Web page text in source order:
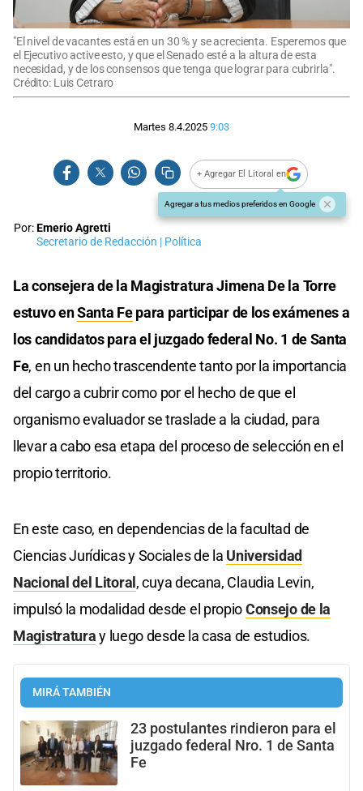
"El nivel de vacantes está en un 30 % y se acrecienta. Esperemos que
el Ejecutivo active esto, y que el Senado esté a la altura de esta
necesidad, y de los consensos que tenga que lograr para cubrirla".
Crédito: Luis Cetraro
Martes 8.4.2025 9:03
+ Agregar El Litoral en
Agregar a tus medios preferidos en Google
Por:Emerio Agretti
Secretario de Redacción | Política
La consejera de la Magistratura Jimena De la Torre
estuvo enSanta Fepara participar de los exámenes a
los candidatos para el juzgado federal No. 1 de Santa
Fe, en un hecho trascendente tanto por la importancia
del cargo a cubrir como por el hecho de que el
organismo evaluador se traslade a la ciudad, para
llevar a cabo esa etapa del proceso de selección en el
propio territorio.
En este caso, en dependencias de la facultad de
Ciencias Jurídicas y Sociales de la Universidad
Nacional del Litoral, cuya decana, Claudia Levin,
impulsó la modalidad desde el propioConsejo de la
Magistraturay luego desde la casa de estudios.
MIRÁ TAMBIÉN
23 postulantes rindieron para el
juzgado federal Nro. 1 de Santa
Fe